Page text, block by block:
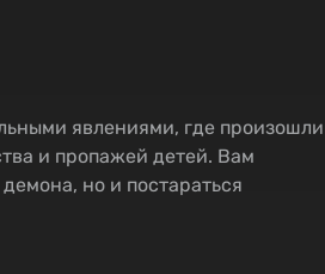
явлениями, где произошли
и пропажей детей. Вам
но и постараться